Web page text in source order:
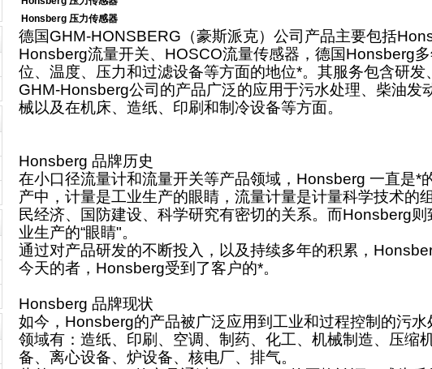
Honsberg 压力传感器
德国GHM-HONSBERG （豪斯派克）公司产品主要包括
Honsberg流量开关、 HOSCO流量传感器，德国Honsberg
位、温度、压力和过滤设备等方面的地位*。其服务包含研发
GHM-Honsberg公司的产品广泛的应用于污水处理、柴油发
械以及在机床、造纸、印刷和制冷设备等方面。
Honsberg 品牌历史
在小口径流量计和流量开关等产品领域， Honsberg 一直是*
产中，计量是工业生产的眼睛，流量计量是计量科学技术的
民经济、国防建设、科学研究有密切的关系。而Honsberg则
业生产的“眼睛"。
通过对产品研发的不断投入，以及持续多年的积累，
今天的者， Honsberg受到了客户的*。
Honsberg 品牌现状
如今， Honsberg的产品被广泛应用到工业和过程控制的污
领域有：造纸、印刷、空调、制药、化工、机械制造、压缩
备、离心设备、炉设备、核电厂、排气。